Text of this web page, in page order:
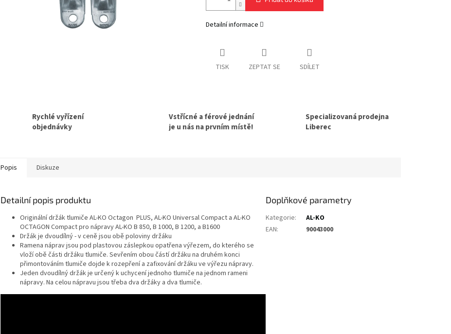
Detailní informace
TISK ZEPTAT SE SDÍLET
Rychlé vyřízení
objednávky
Vstřícné a férové jednání
je u nás na prvním místě!
Specializovaná prodejna
Liberec
Popis Diskuze
Detailní popis produktu
Originální držák tlumiče AL-KO Octagon PLUS, AL-KO Universal Compact a AL-KO
OCTAGON Compact pro nápravy AL-KO B 850, B 1000, B 1200, a B1600
Držák je dvoudílný - v ceně jsou obě poloviny držáku
Ramena náprav jsou pod plastovou záslepkou opatřena výřezem, do kterého se
vloží obě části držáku tlumiče. Sevřením obou částí držáku na druhém konci
přimontováním tlumiče dojde k rozepření a zafixování držáku ve výřezu nápravy.
Jeden dvoudílný držák je určený k uchycení jednoho tlumiče na jednom rameni
nápravy. Na celou nápravu jsou třeba dva držáky a dva tlumiče.
Doplňkové parametry
Kategorie:
AL-KO
EAN: 90043000